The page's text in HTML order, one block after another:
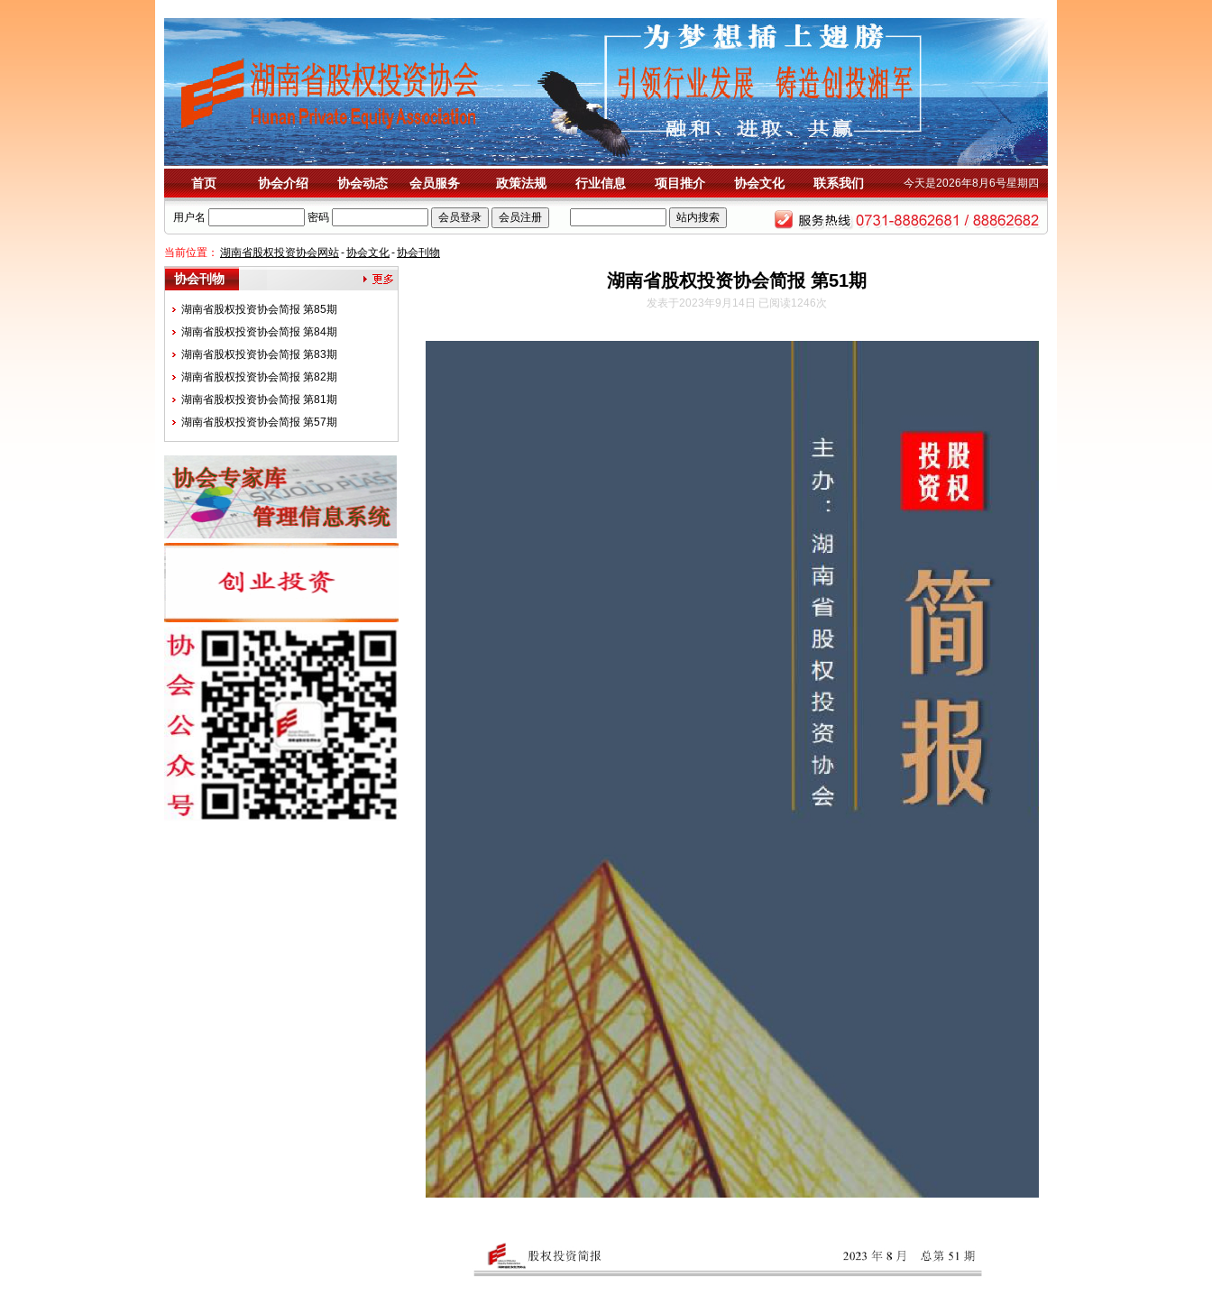
首页 协会介绍 协会动态 会员服务 政策法规 行业信息 项目推介 协会文化 联系我们 今天是2026年8月6号星期四
用户名 密码
当前位置： 湖南省股权投资协会网站-协会文化-协会刊物
协会刊物
湖南省股权投资协会简报 第85期
湖南省股权投资协会简报 第84期
湖南省股权投资协会简报 第83期
湖南省股权投资协会简报 第82期
湖南省股权投资协会简报 第81期
湖南省股权投资协会简报 第57期
湖南省股权投资协会简报 第51期
发表于2023年9月14日 已阅读1246次